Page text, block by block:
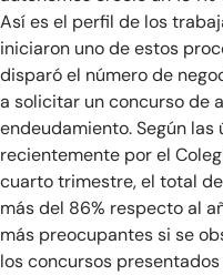
Así es el perfil de los
iniciaron uno de estos
disparó el número de
a solicitar un concurso de
endeudamiento. Según
recientemente por el
cuarto trimestre, el total
más del 86% respecto al
más preocupantes si se
los concursos